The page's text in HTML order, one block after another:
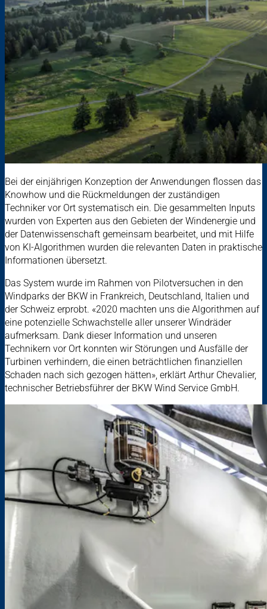
Bei der einjährigen Konzeption der Anwendungen flossen das
Knowhow und die Rückmeldungen der zuständigen
Techniker vor Ort systematisch ein. Die gesammelten Inputs
wurden von Experten aus den Gebieten der Windenergie und
der Datenwissenschaft gemeinsam bearbeitet, und mit Hilfe
von KI-Algorithmen wurden die relevanten Daten in praktische
Informationen übersetzt.
Das System wurde im Rahmen von Pilotversuchen in den
Windparks der BKW in Frankreich, Deutschland, Italien und
der Schweiz erprobt. «2020 machten uns die Algorithmen auf
eine potenzielle Schwachstelle aller unserer Windräder
aufmerksam. Dank dieser Information und unseren
Technikern vor Ort konnten wir Störungen und Ausfälle der
Turbinen verhindern, die einen beträchtlichen finanziellen
Schaden nach sich gezogen hätten», erklärt Arthur Chevalier,
technischer Betriebsführer der BKW Wind Service GmbH.